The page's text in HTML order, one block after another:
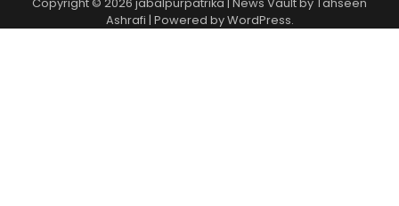
Ashrafi | Powered byWordPress.